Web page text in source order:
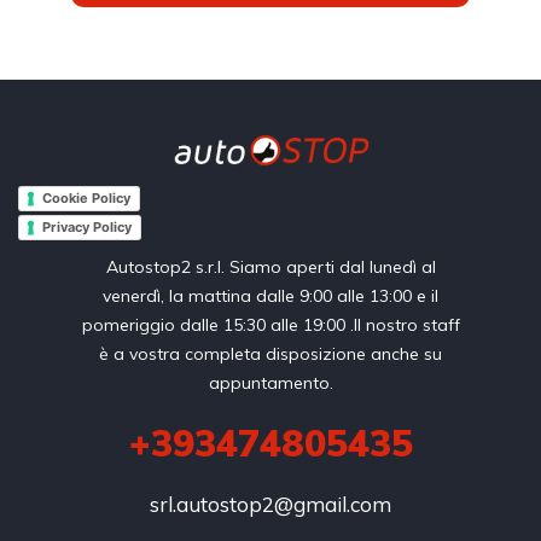
Cookie Policy
Privacy Policy
Autostop2 s.r.l. Siamo aperti dal lunedì al
venerdì, la mattina dalle 9:00 alle 13:00 e il
pomeriggio dalle 15:30 alle 19:00 .Il nostro staff
è a vostra completa disposizione anche su
appuntamento.
+393474805435
srl.autostop2@gmail.com